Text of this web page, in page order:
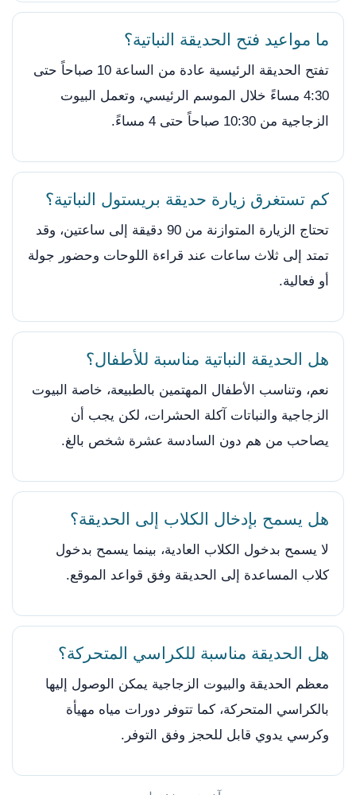
ما مواعيد فتح الحديقة النباتية؟
تفتح الحديقة الرئيسية عادة من الساعة 10 صباحاً حتى
4:30 مساءً خلال الموسم الرئيسي، وتعمل البيوت
الزجاجية من 10:30 صباحاً حتى 4 مساءً.
كم تستغرق زيارة حديقة بريستول النباتية؟
تحتاج الزيارة المتوازنة من 90 دقيقة إلى ساعتين، وقد
تمتد إلى ثلاث ساعات عند قراءة اللوحات وحضور جولة
أو فعالية.
هل الحديقة النباتية مناسبة للأطفال؟
نعم، وتناسب الأطفال المهتمين بالطبيعة، خاصة البيوت
الزجاجية والنباتات آكلة الحشرات، لكن يجب أن
يصاحب من هم دون السادسة عشرة شخص بالغ.
هل يسمح بإدخال الكلاب إلى الحديقة؟
لا يسمح بدخول الكلاب العادية، بينما يسمح بدخول
كلاب المساعدة إلى الحديقة وفق قواعد الموقع.
هل الحديقة مناسبة للكراسي المتحركة؟
معظم الحديقة والبيوت الزجاجية يمكن الوصول إليها
بالكراسي المتحركة، كما تتوفر دورات مياه مهيأة
وكرسي يدوي قابل للحجز وفق التوفر.